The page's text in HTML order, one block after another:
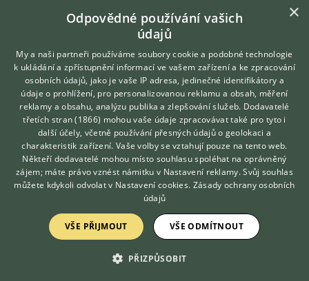
Aktuální podobu etikety posílám níže a
omlouváme se za chybu.
Pak se omlouvám i já. N&D opět zařazuji do
sledování.
Ještě by to chtělo nějaké pořádné čestné
prohlášení o konzervaci na jejich stránkách a bez
obalu krmivo doporučím. Zkuste si to zjistit u
výrobce a když už on je tak pitomý, tak alespoň vy
ho uveďte. Krmivo před touto informací už stálo
téměř před přijetím, i když bohužel váhavým. Lepší
je neváhat a chválit. Slova možná, zdá se, nemám
jistotu, zní totiž blbě....Miloš
Kvalitní příspěvek
Hledáte zvířecího kamaráda?
Zdarma vám poradí
VETERINÁŘ ONLINE
KONZULTOVAT S
VETERINÁŘEM
×
Odpovědné používání vašich
údajů
My a naši partneři používáme soubory cookie a podobné technologie
k ukládání a zpřístupnění informací ve vašem zařízení a ke zpracování
osobních údajů, jako je vaše IP adresa, jedinečné identifikátory a
údaje o prohlížení, pro personalizovanou reklamu a obsah, měření
reklamy a obsahu, analýzu publika a zlepšování služeb. Dodavatelé
třetích stran (1866) mohou vaše údaje zpracovávat také pro tyto i
další účely, včetně používání přesných údajů o geolokaci a
charakteristik zařízení. Vaše volby se vztahují pouze na tento web.
Někteří dodavatelé mohou místo souhlasu spoléhat na oprávněný
zájem; máte právo vznést námitku v Nastavení reklamy. Svůj souhlas
můžete kdykoli odvolat v Nastavení cookies. Zásady ochrany osobních
údajů
VŠE PŘIJMOUT VŠE ODMÍTNOUT
PŘIZPŮSOBIT